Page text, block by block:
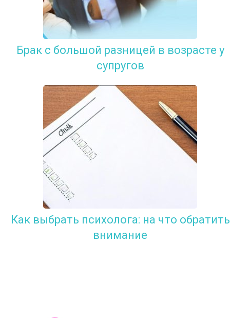
Брак с большой разницей в возрасте у
супругов
Как выбрать психолога: на что обратить
внимание